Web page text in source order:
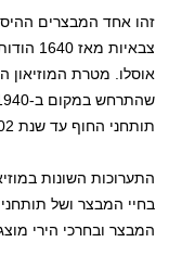
זהו אחד המבצרים
אוסלו. מטרת
תותחני החוף עד שנת 2002 .
התערוכות השונות
בחיי המבצר ושל
המבצר ובחרכי הירי